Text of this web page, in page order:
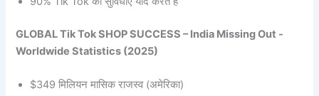
GLOBAL Tik Tok SHOP SUCCESS – India Missing Out -
Worldwide Statistics (2025)
$349 मिलियन मासिक राजस्व (अमेरिका)